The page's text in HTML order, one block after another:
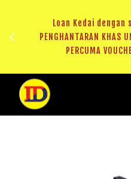
Loan Kedai dengan
PENGHANTARAN KHAS
PERCUMA